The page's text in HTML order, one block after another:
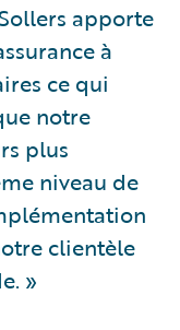
apporte
à
ce qui
notre
plus
niveau de
clientèle
»